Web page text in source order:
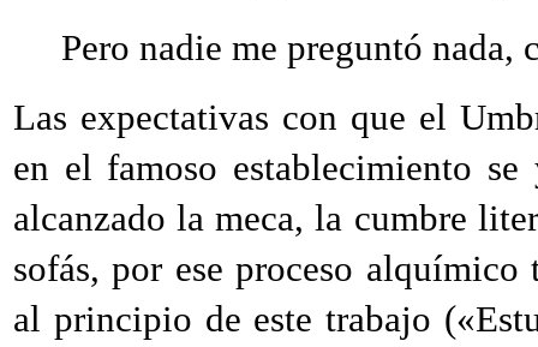
Pero nadie me preguntó
Las expectativas con que el
en el famoso establecimiento
alcanzado la meca, la cumbre
sofás, por ese proceso
al principio de este trabajo